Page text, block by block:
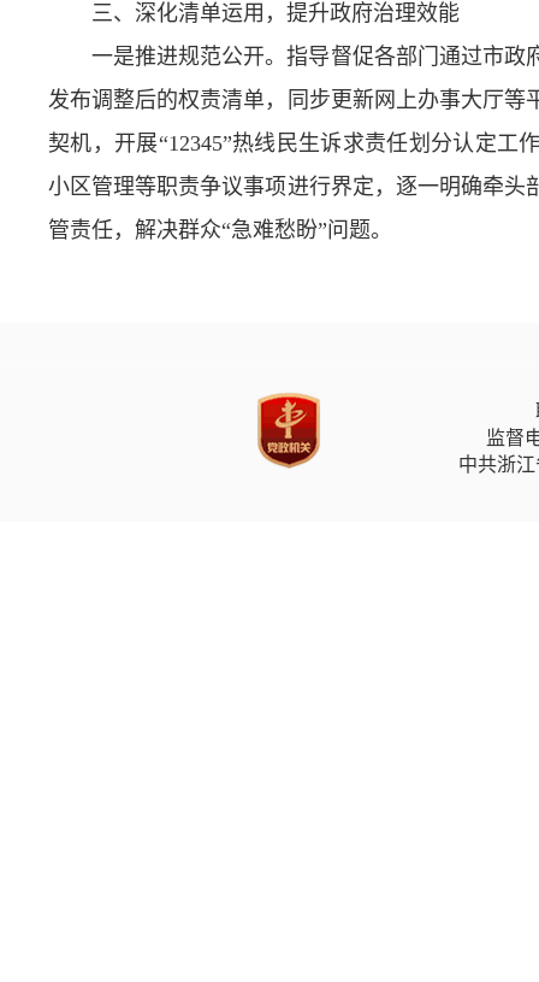
三、深化清单运用，提升政府治理效能
一是推进规范公开。指导督促各部门通过市
发布调整后的权责清单，同步更新网上办事大厅
契机，开展“12345”热线民生诉求责任划分认定
小区管理等职责争议事项进行界定，逐一明确牵
管责任，解决群众“急难愁盼”问题。
监督
中共浙